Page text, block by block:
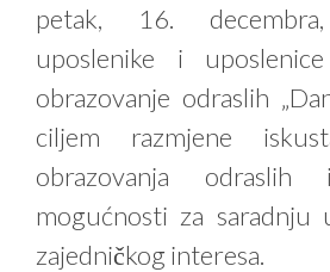
petak, 16.
uposlenike i
obrazovanje odraslih
ciljem razmjene
obrazovanja odraslih
mogućnosti za saradnju
zajedničkog interesa.